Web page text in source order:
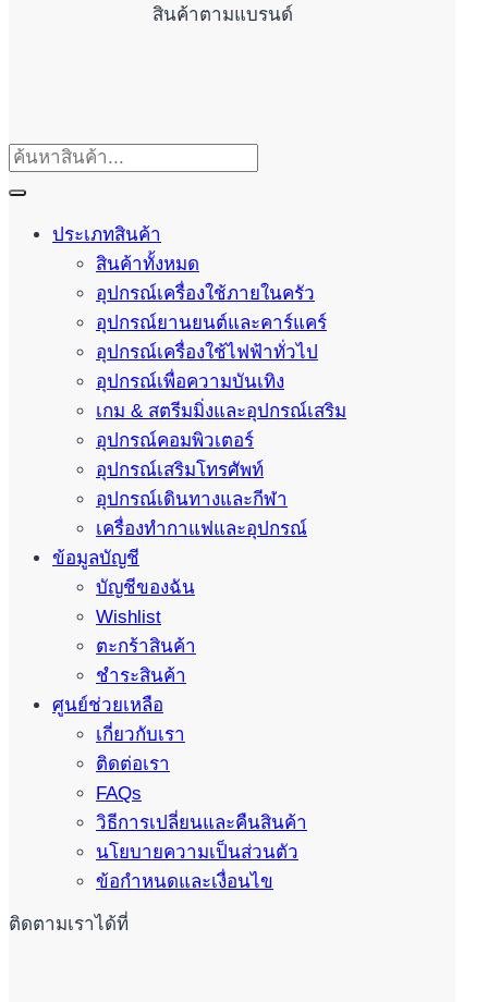
สินค้าตามแบรนด์
ประเภทสินค้า
สินค้าทั้งหมด
อุปกรณ์เครื่องใช้ภายในครัว
อุปกรณ์ยานยนต์และคาร์แคร์
อุปกรณ์เครื่องใช้ไฟฟ้าทั่วไป
อุปกรณ์เพื่อความบันเทิง
เกม & สตรีมมิ่งและอุปกรณ์เสริม
อุปกรณ์คอมพิวเตอร์
อุปกรณ์เสริมโทรศัพท์
อุปกรณ์เดินทางและกีฬา
เครื่องทำกาแฟและอุปกรณ์
ข้อมูลบัญชี
บัญชีของฉัน
Wishlist
ตะกร้าสินค้า
ชำระสินค้า
ศูนย์ช่วยเหลือ
เกี่ยวกับเรา
ติดต่อเรา
FAQs
วิธีการเปลี่ยนและคืนสินค้า
นโยบายความเป็นส่วนตัว
ข้อกำหนดและเงื่อนไข
ติดตามเราได้ที่